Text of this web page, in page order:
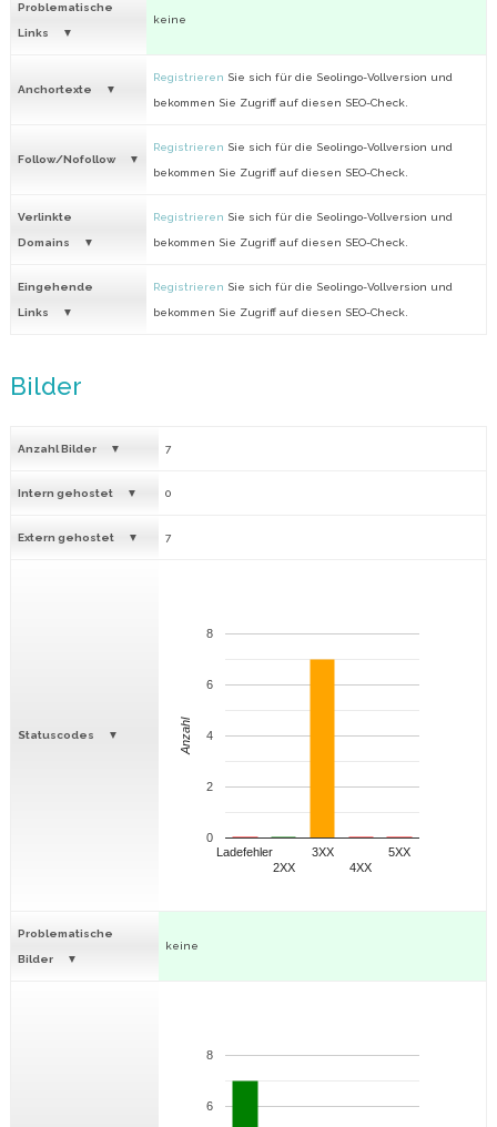
Problematische
Links
keine
Anchortexte
Registrieren Sie sich für die Seolingo-Vollversion und
bekommen Sie Zugriff auf diesen SEO-Check.
Follow/Nofollow
Registrieren Sie sich für die Seolingo-Vollversion und
bekommen Sie Zugriff auf diesen SEO-Check.
Verlinkte
Domains
Registrieren Sie sich für die Seolingo-Vollversion und
bekommen Sie Zugriff auf diesen SEO-Check.
Eingehende
Links
Registrieren Sie sich für die Seolingo-Vollversion und
bekommen Sie Zugriff auf diesen SEO-Check.
Bilder
Anzahl Bilder 7
Intern gehostet 0
Extern gehostet 7
Statuscodes
Ladefehler
2XX
3XX
4XX
5XX
0
2
4
6
8
Anzahl
Problematische
Bilder
keine
6
8